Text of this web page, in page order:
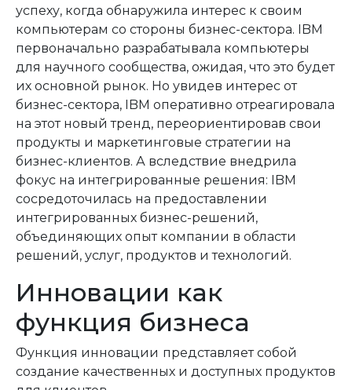
успеху, когда обнаружила интерес к своим
компьютерам со стороны бизнес-сектора. IBM
первоначально разрабатывала компьютеры
для научного сообщества, ожидая, что это будет
их основной рынок. Но увидев интерес от
бизнес-сектора, IBM оперативно отреагировала
на этот новый тренд, переориентировав свои
продукты и маркетинговые стратегии на
бизнес-клиентов. А вследствие внедрила
фокус на интегрированные решения: IBM
сосредоточилась на предоставлении
интегрированных бизнес-решений,
объединяющих опыт компании в области
решений, услуг, продуктов и технологий.
Инновации как
функция бизнеса
Функция инновации представляет собой
создание качественных и доступных продуктов